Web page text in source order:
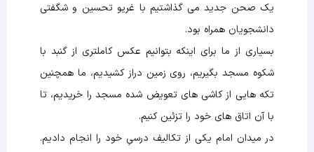
یک صحن جدید می گذاشتیم با غریو تحسین و شگفتی
دانشجویان همراه بود.
بسیاری از ما برای اینکه بتوانیم عکس کاملتری از گنبد با
شکوه مسجد بگیریم، روی زمین دراز کشیدیم، ما همچنین
تکه هایی از کاشی های تعویض شده مسجد را خریدیم، تا
با آن اتاق های خود را تزئین کنیم.
در میدان امام یکی از تکالیف درسیِ خود را انجام دادیم.